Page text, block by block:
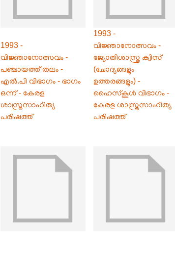
1993 -
വിജ്ഞാനോത്സവം -
പഞ്ചായത്ത് തലം -
എൽ.പി വിഭാഗം - ഭാഗം
ഒന്ന് - കേരള
ശാസ്ത്രസാഹിത്യ
പരിഷത്ത്
1993 -
വിജ്ഞാനോത്സവം -
ജ്യോതിശാസ്ത്ര ക്വിസ്
(ചോദ്യങ്ങളും
ഉത്തരങ്ങളും) -
ഹൈസ്കൂൾ വിഭാഗം -
കേരള ശാസ്ത്രസാഹിത്യ
പരിഷത്ത്